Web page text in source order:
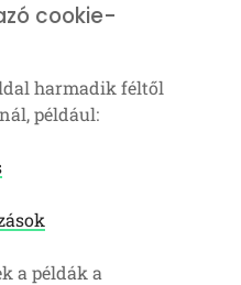
cookie-
harmadik féltől
például:
a példák a